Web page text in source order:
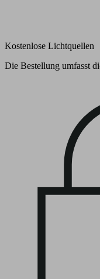
Kostenlose Lichtquellen
Die Bestellung umfasst